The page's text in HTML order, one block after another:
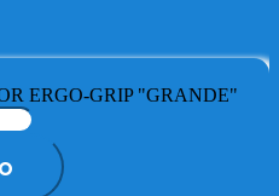
ERGO-GRIP "GRANDE"